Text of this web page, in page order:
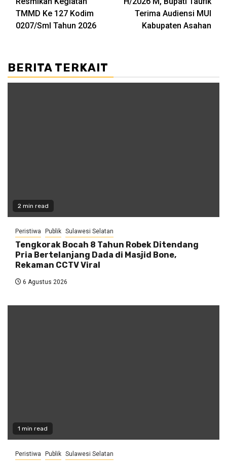
TMMD Ke 127 Kodim
0207/Sml Tahun 2026
Terima Audiensi MUI
Kabupaten Asahan
BERITA TERKAIT
2 min read
Peristiwa Publik Sulawesi Selatan
Tengkorak Bocah 8 Tahun Robek Ditendang
Pria Bertelanjang Dada di Masjid Bone,
Rekaman CCTV Viral
6 Agustus 2026
1 min read
Peristiwa Publik Sulawesi Selatan